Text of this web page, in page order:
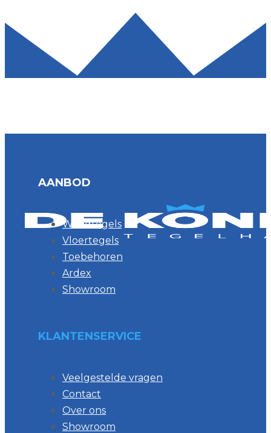
AANBOD
Wandtegels
Vloertegels
Toebehoren
Ardex
Showroom
KLANTENSERVICE
Veelgestelde vragen
Contact
Over ons
Showroom